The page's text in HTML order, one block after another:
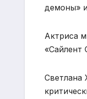
демоны»
Актриса
«Сайлент
Светлана